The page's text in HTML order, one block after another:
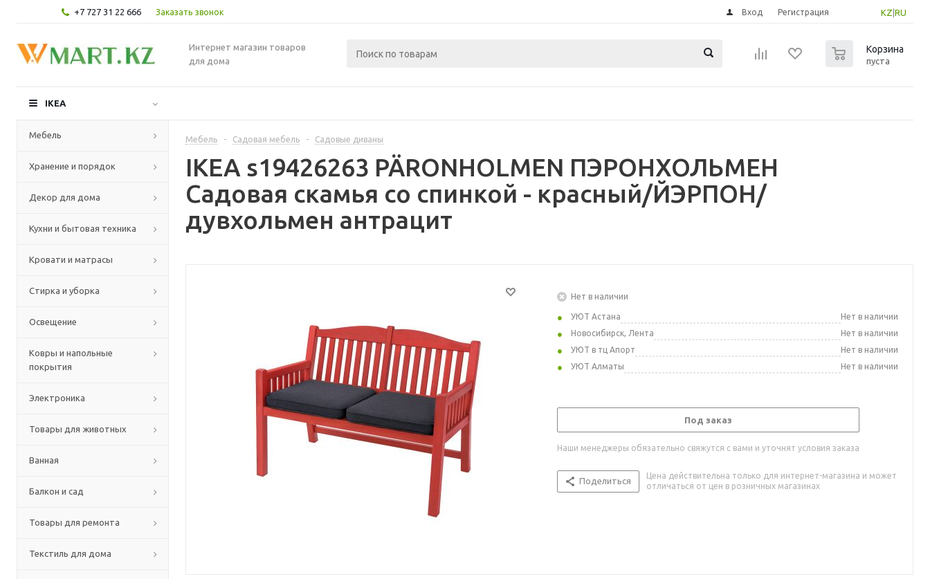
+7 727 31 22 666 Заказать звонок KZ RU
Вход Регистрация
Интернет магазин товаров
для дома
Корзина
пуста
IKEA
Мебель
Хранение и порядок
Декор для дома
Кухни и бытовая техника
Кровати и матрасы
Стирка и уборка
Освещение
Ковры и напольные
покрытия
Электроника
Товары для животных
Ванная
Балкон и сад
Товары для ремонта
Текстиль для дома
Мебель - Садовая мебель - Садовые диваны
IKEA s19426263 PÄRONHOLMEN ПЭРОНХОЛЬМЕН
Садовая скамья со спинкой - красный/ЙЭРПОН/
дувхольмен антрацит
Нет в наличии
УЮТ Астана
Нет в наличии
Новосибирск, Лента
Нет в наличии
УЮТ в тц Апорт
Нет в наличии
УЮТ Алматы
Нет в наличии
Под заказ
Наши менеджеры обязательно свяжутся с вами и уточнят условия заказа
Поделиться
Цена действительна только для интернет-магазина и может
отличаться от цен в розничных магазинах